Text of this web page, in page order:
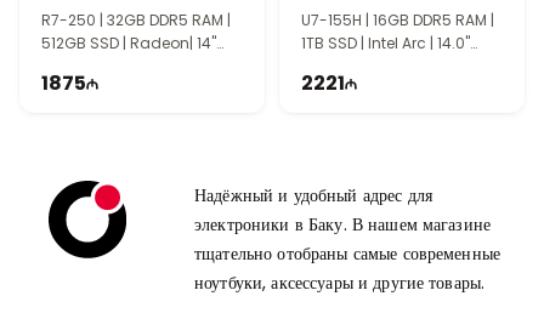
R7-250 | 32GB DDR5 RAM |
512GB SSD | Radeon| 14"
1875
U7-155H | 16GB DDR5 RAM |
1TB SSD | Intel Arc | 14.0"
Win11
2221
Надёжный и удобный адрес для
электроники в Баку. В нашем магазине
тщательно отобраны самые современные
ноутбуки, аксессуары и другие товары.